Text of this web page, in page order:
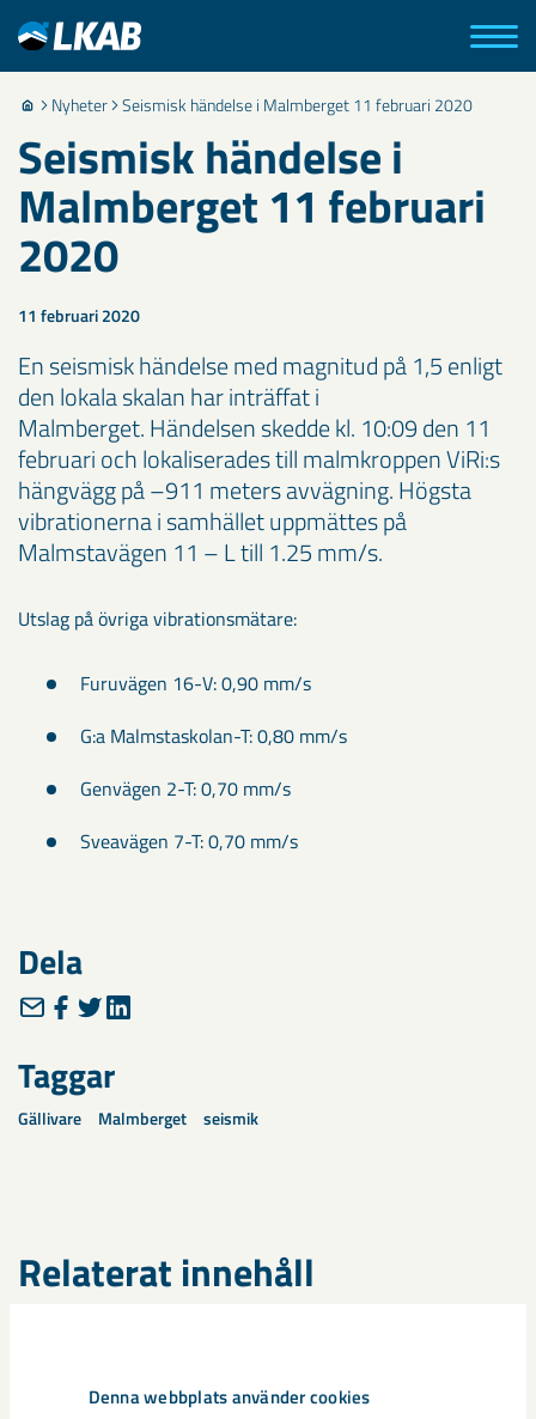
Denna webbplats använder cookies
Nyheter Seismisk händelse i Malmberget 11 februari 2020
Seismisk händelse i
Malmberget 11 februari
2020
11 februari 2020
En seismisk händelse med magnitud på 1,5 enligt
den lokala skalan har inträffat i
Malmberget. Händelsen skedde kl. 10:09 den 11
februari och lokaliserades till malmkroppen ViRi:s
hängvägg på –911 meters avvägning. Högsta
vibrationerna i samhället uppmättes på
Malmstavägen 11 – L till 1.25 mm/s.
Utslag på övriga vibrationsmätare:
Furuvägen 16-V: 0,90 mm/s
G:a Malmstaskolan-T: 0,80 mm/s
Genvägen 2-T: 0,70 mm/s
Sveavägen 7-T: 0,70 mm/s
Dela
Taggar
Gällivare Malmberget seismik
Relaterat innehåll